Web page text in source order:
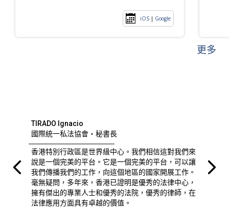
iOS | Google
更多
TIRADO Ignacio
國際統一私法協會・秘書長
香港特別行政區是世界級中心。我們相信這對我們來
說是一個完美的平台。它是一個完美的平台，可以讓
我們傳播我們的工作，向這個地區的國家開展工作。
毫無疑問，多年來，香港已證明是優秀的法律中心，
擁有傑出的專業人士和優秀的法院，優秀的律師，在
法律應用方面具有卓越的價值。